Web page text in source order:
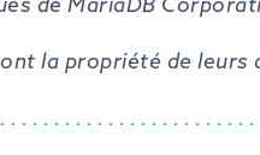
la propriété de